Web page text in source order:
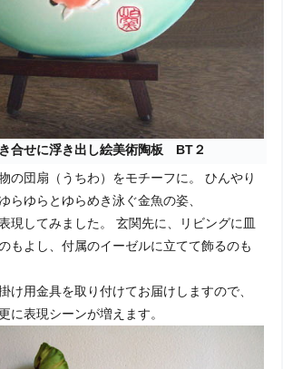
合せに浮き出し絵美術陶板 BT２
の団扇（うちわ）をモチーフに。 ひんやり
らゆらとゆらめき泳ぐ金魚の姿、
現してみました。 玄関先に、リビングに皿
もよし、付属のイーゼルに立てて飾るのも
け用金具を取り付けてお届けしますので、
に表現シーンが増えます。